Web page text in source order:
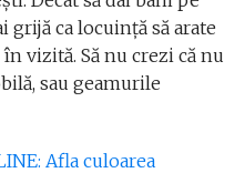
grijă ca locuinţă să arate
vizită. Să nu crezi că nu
sau geamurile
Afla culoarea